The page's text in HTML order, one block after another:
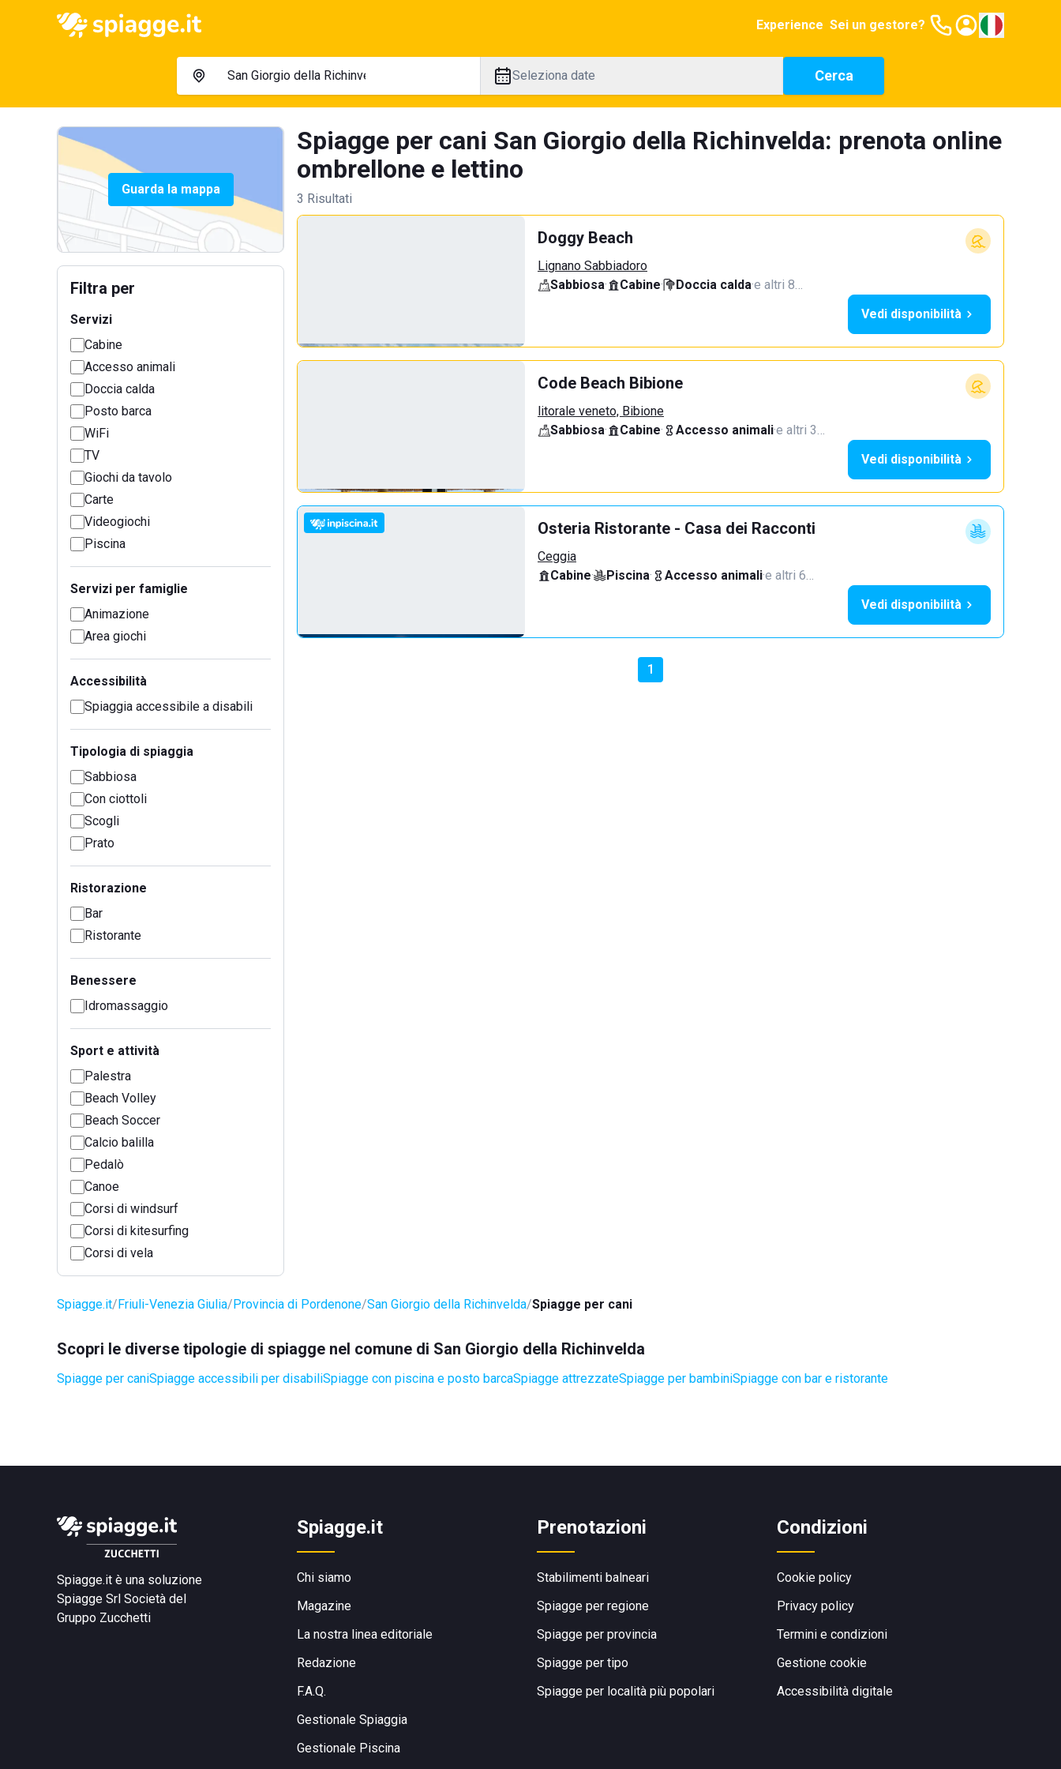
Experience Sei un gestore?
Seleziona date Cerca
Guarda la mappa
Filtra per
Servizi
Cabine
Accesso animali
Doccia calda
Posto barca
WiFi
TV
Giochi da tavolo
Carte
Videogiochi
Piscina
Servizi per famiglie
Animazione
Area giochi
Accessibilità
Spiaggia accessibile a disabili
Tipologia di spiaggia
Sabbiosa
Con ciottoli
Scogli
Prato
Ristorazione
Bar
Ristorante
Benessere
Idromassaggio
Sport e attività
Palestra
Beach Volley
Beach Soccer
Calcio balilla
Pedalò
Canoe
Corsi di windsurf
Corsi di kitesurfing
Corsi di vela
Spiagge per cani San Giorgio della Richinvelda: prenota online
ombrellone e lettino
3 Risultati
Doggy Beach
Lignano Sabbiadoro
Sabbiosa· Cabine· Doccia calda·e altri 8…
Vedi disponibilità
Code Beach Bibione
litorale veneto, Bibione
Sabbiosa· Cabine· Accesso animali·e altri 3…
Vedi disponibilità
Osteria Ristorante - Casa dei Racconti
Ceggia
Cabine· Piscina· Accesso animali·e altri 6…
Vedi disponibilità
1
Spiagge.it Friuli-Venezia Giulia Provincia di Pordenone San Giorgio della Richinvelda Spiagge per cani
Scopri le diverse tipologie di spiagge nel comune di San Giorgio della Richinvelda
Spiagge per caniSpiagge accessibili per disabiliSpiagge con piscina e posto barcaSpiagge attrezzateSpiagge per bambiniSpiagge con bar e ristorante
Spiagge.it è una soluzione
Spiagge Srl Società del
Gruppo Zucchetti
Spiagge.it
Chi siamo
Magazine
La nostra linea editoriale
Redazione
F.A.Q.
Gestionale Spiaggia
Gestionale Piscina
Prenotazioni
Stabilimenti balneari
Spiagge per regione
Spiagge per provincia
Spiagge per tipo
Spiagge per località più popolari
Condizioni
Cookie policy
Privacy policy
Termini e condizioni
Gestione cookie
Accessibilità digitale